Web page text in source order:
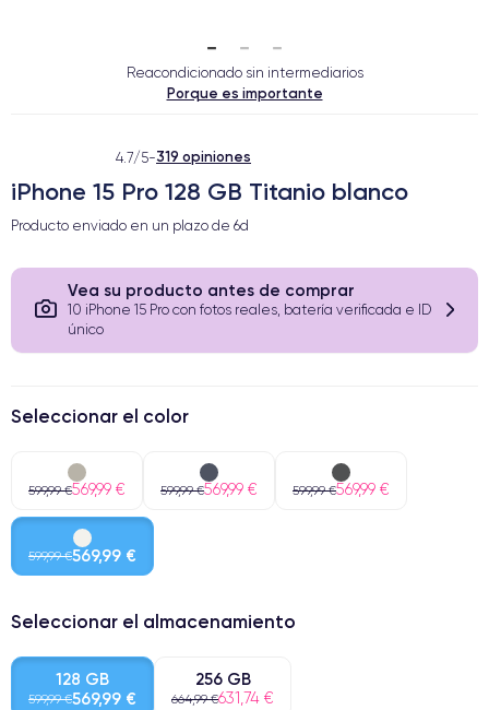
Reacondicionado sin intermediarios
Porque es importante
4.7/5-319 opiniones
iPhone 15 Pro 128 GB Titanio blanco
Producto enviado en un plazo de 6d
Vea su producto antes de comprar
10 iPhone 15 Pro con fotos reales, batería verificada e ID
único
Seleccionar el color
599,99 €569,99 € 599,99 €569,99 € 599,99 €569,99 €
599,99 €569,99 €
Seleccionar el almacenamiento
128 GB
599,99 €569,99 €
256 GB
664,99 €631,74 €